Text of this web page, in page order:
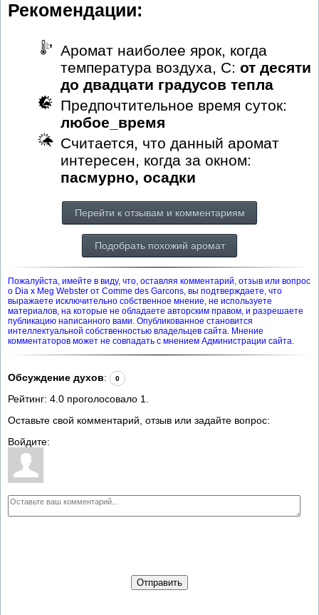
Рекомендации:
Аромат наиболее ярок, когда
температура воздуха, С: от десяти
до двадцати градусов тепла
Предпочтительное время суток:
любое_время
Считается, что данный аромат
интересен, когда за окном:
пасмурно, осадки
Перейти к отзывам и комментариям
Подобрать похожий аромат
Пожалуйста, имейте в виду, что, оставляя комментарий, отзыв или вопрос
о Dia x Meg Webster от Comme des Garcons, вы подтверждаете, что
выражаете исключительно собственное мнение, не используете
материалов, на которые не обладаете авторским правом, и разрешаете
публикацию написанного вами. Опубликованное становится
интеллектуальной собственностью владельцев сайта. Мнение
комментаторов может не совпадать с мнением Администрации сайта.
Обсуждение духов: 0
Рейтинг: 4.0 проголосовало 1
Оставьте свой комментарий, отзыв или задайте вопрос:
Войдите:
Отправить